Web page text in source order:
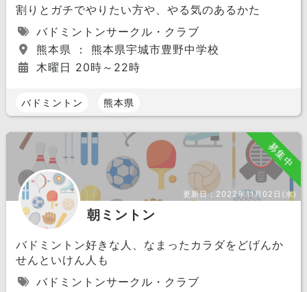
割りとガチでやりたい方や、やる気のあるかた
バドミントンサークル・クラブ
熊本県 ： 熊本県宇城市豊野中学校
木曜日 20時～22時
バドミントン 熊本県
募集中
更新日： 2022年11月02日(水)
朝ミントン
バドミントン好きな人、なまったカラダをどげんか
せんといけん人も
バドミントンサークル・クラブ